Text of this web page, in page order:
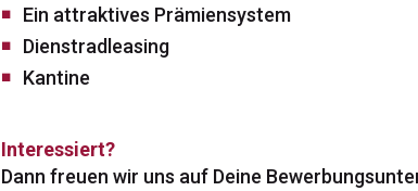
Ein attraktives Prämiensystem
Dienstradleasing
Kantine
Interessiert?
Dann freuen wir uns auf Deine